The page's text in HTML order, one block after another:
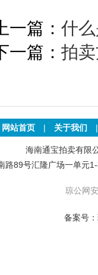
上一篇： 什
一篇： 拍
网站首页 | 关于我们
海南通宝拍卖有限
路89号汇隆广场一单
琼公网
备案号